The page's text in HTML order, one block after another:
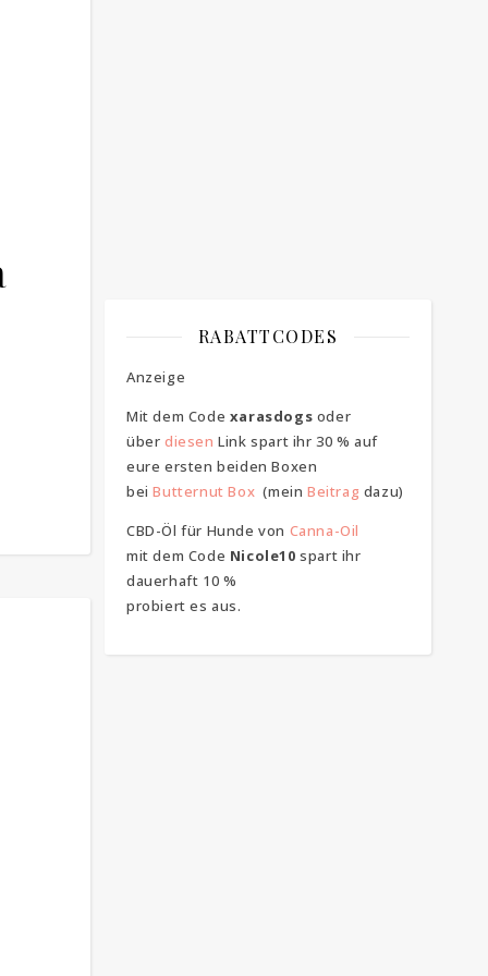
RABATTCODES
Anzeige
Mit dem Code xarasdogs oder
über diesen Link spart ihr 30 % auf
eure ersten beiden Boxen
beiButternut Box (meinBeitrag dazu)
CBD-Öl für Hunde von Canna-Oil
mit dem Code Nicole10 spart ihr
dauerhaft 10 %
probiert es aus.